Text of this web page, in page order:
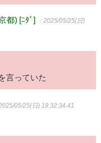
都) [ﾆﾀﾞ] ：2025/05/25(日)
言っていた
2025/05/25(日) 19:32:34.41